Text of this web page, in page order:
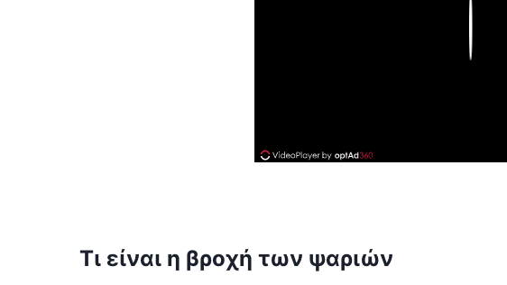
Τι είναι η βροχή των ψαριών